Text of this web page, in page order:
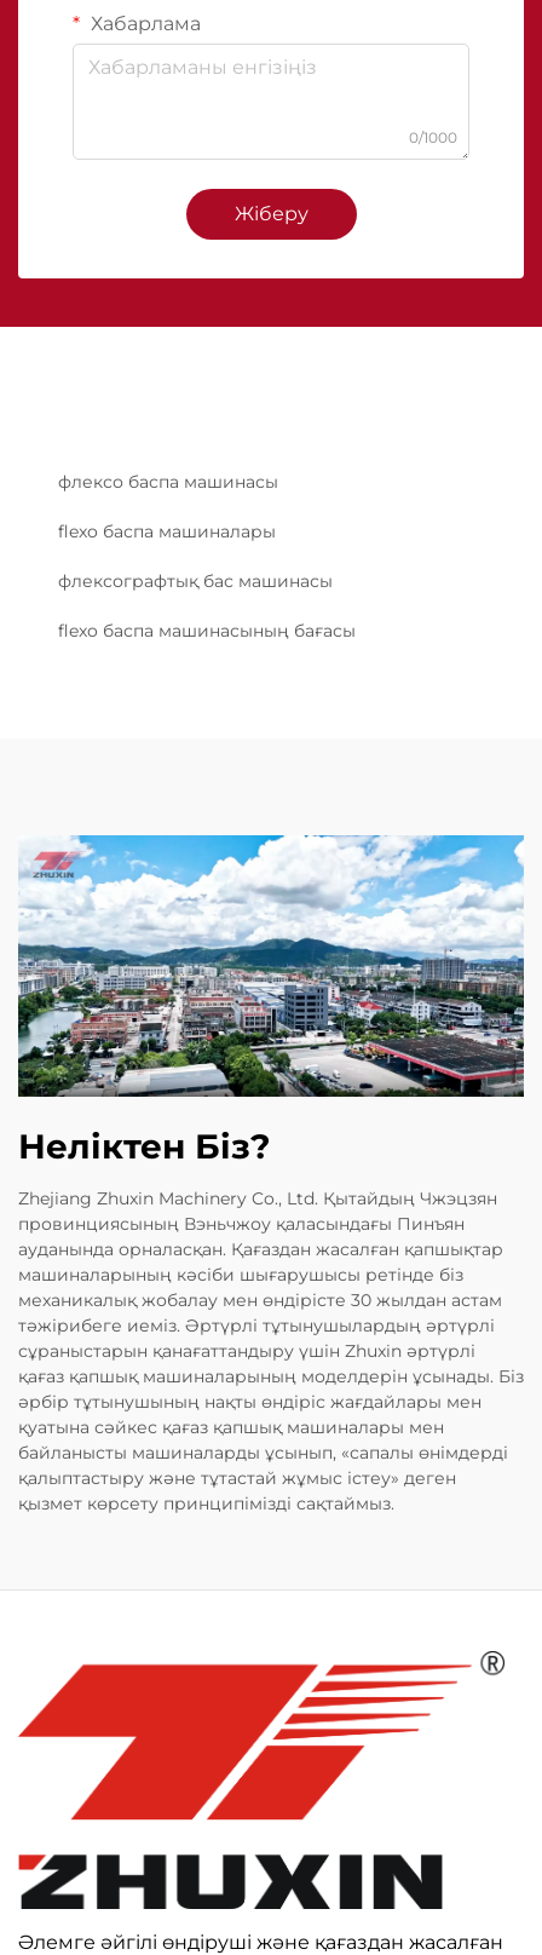
Хабарлама
0/1000
Жіберу
флексо баспа машинасы
flexo баспа машиналары
флексографтық бас машинасы
flexo баспа машинасының бағасы
Неліктен Біз?
Zhejiang Zhuxin Machinery Co., Ltd. Қытайдың Чжэцзян
провинциясының Вэньчжоу қаласындағы Пинъян
ауданында орналасқан. Қағаздан жасалған қапшықтар
машиналарының кәсіби шығарушысы ретінде біз
механикалық жобалау мен өндірісте 30 жылдан астам
тәжірибеге иеміз. Әртүрлі тұтынушылардың әртүрлі
сұраныстарын қанағаттандыру үшін Zhuxin әртүрлі
қағаз қапшық машиналарының моделдерін ұсынады. Біз
әрбір тұтынушының нақты өндіріс жағдайлары мен
қуатына сәйкес қағаз қапшық машиналары мен
байланысты машиналарды ұсынып, «сапалы өнімдерді
қалыптастыру және тұтастай жұмыс істеу» деген
қызмет көрсету принципімізді сақтаймыз.
Әлемге әйгілі өндіруші және қағаздан жасалған